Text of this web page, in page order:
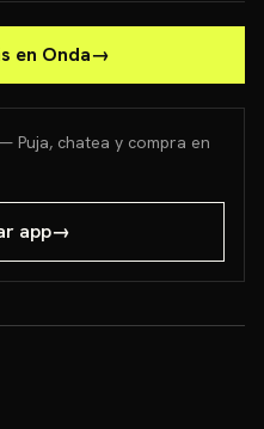
en Onda→
Puja, chatea y compra en
app→